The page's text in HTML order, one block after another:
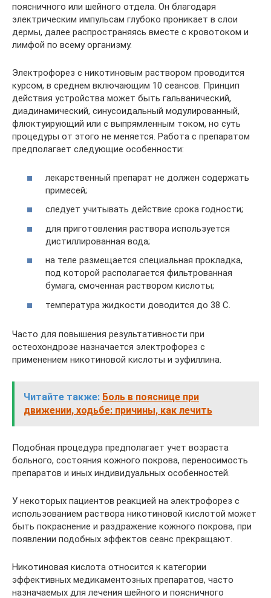
поясничного или шейного отдела. Он благодаря
электрическим импульсам глубоко проникает в слои
дермы, далее распространяясь вместе с кровотоком и
лимфой по всему организму.
Электрофорез с никотиновым раствором проводится
курсом, в среднем включающим 10 сеансов. Принцип
действия устройства может быть гальванический,
диадинамический, синусоидальный модулированный,
флюктуирующий или с выпрямленным током, но суть
процедуры от этого не меняется. Работа с препаратом
предполагает следующие особенности:
лекарственный препарат не должен содержать
примесей;
следует учитывать действие срока годности;
для приготовления раствора используется
дистиллированная вода;
на теле размещается специальная прокладка,
под которой располагается фильтрованная
бумага, смоченная раствором кислоты;
температура жидкости доводится до 38 C.
Часто для повышения результативности при
остеохондрозе назначается электрофорез с
применением никотиновой кислоты и эуфиллина.
Читайте также: Боль в пояснице при
движении, ходьбе: причины, как лечить
Подобная процедура предполагает учет возраста
больного, состояния кожного покрова, переносимость
препаратов и иных индивидуальных особенностей.
У некоторых пациентов реакцией на электрофорез с
использованием раствора никотиновой кислотой может
быть покраснение и раздражение кожного покрова, при
появлении подобных эффектов сеанс прекращают.
Никотиновая кислота относится к категории
эффективных медикаментозных препаратов, часто
назначаемых для лечения шейного и поясничного